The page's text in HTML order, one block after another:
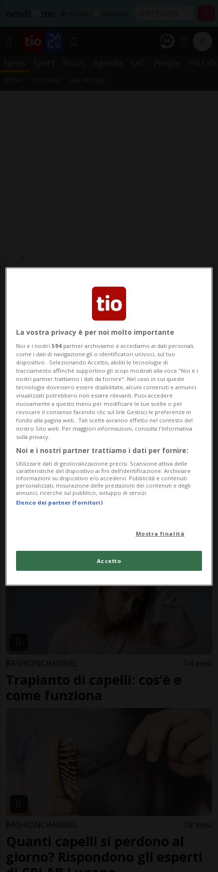
Notizie su Crlab Lugano
Segui le notizie e gli approfondimenti su
Crlab Lugano.
FASHIONCHANNEL 3 mesi
Maggio, il momento chiave per
FASHIONCHANNEL 4 mesi
Trapianto di capelli: cos’è e
come funziona
FASHIONCHANNEL 8 mesi
Quanti capelli si perdono al
giorno? Rispondono gli esperti
La vostra privacy è per noi molto importante
Noi e i nostri594 partner archiviamo e accediamo ai dati personali,
come i dati di navigazione gli o identificatori univoci, sul tuo
dispositivo . Selezionando Accetto, abiliti le tecnologie di
tracciamento affinché supportino gli scopi mostrati alla voce "Noi e i
nostri partner trattiamo i dati da fornire". Nel caso in cui queste
tecnologie dovessero essere disabilitate, alcuni contenuti e annunci
visualizzati potrebbero non essere rilevanti. Puoi accedere
nuovamente a questo menu per modificare le tue scelte o per
revocare il consenso facendo clic sul link Gestisci le preferenze in
fondo alla pagina web.. Tali scelte avranno effetto nel contesto del
nostro Sito web. Per maggiori informazioni, consulta l'Informativa
sulla privacy.
Noi e i nostri partner trattiamo i dati per fornire:
Utilizzare dati di geolocalizzazione precisi. Scansione attiva delle
caratteristiche del dispositivo ai fini dell’identificazione. Archiviare
informazioni su dispositivo e/o accedervi. Pubblicità e contenuti
personalizzati, misurazione delle prestazioni dei contenuti e degli
annunci, ricerche sul pubblico, sviluppo di servizi.
Elenco dei partner (fornitori)
Mostra finalità
Accetto